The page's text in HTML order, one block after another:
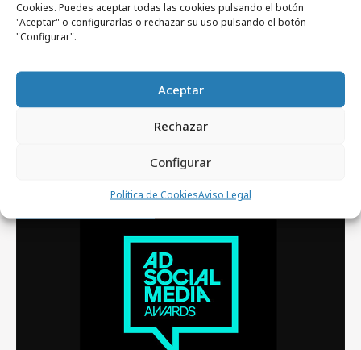
Cookies. Puedes aceptar todas las cookies pulsando el botón
"Aceptar" o configurarlas o rechazar su uso pulsando el botón
"Configurar".
Aceptar
Rechazar
Configurar
Política de CookiesAviso Legal
lunes, 27 de julio 2026
Peter Schmidt Group logra diez Red Dot